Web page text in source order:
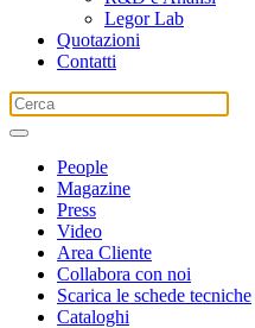
Legor Lab
Quotazioni
Contatti
People
Magazine
Press
Video
Area Cliente
Collabora con noi
Scarica le schede tecniche
Cataloghi